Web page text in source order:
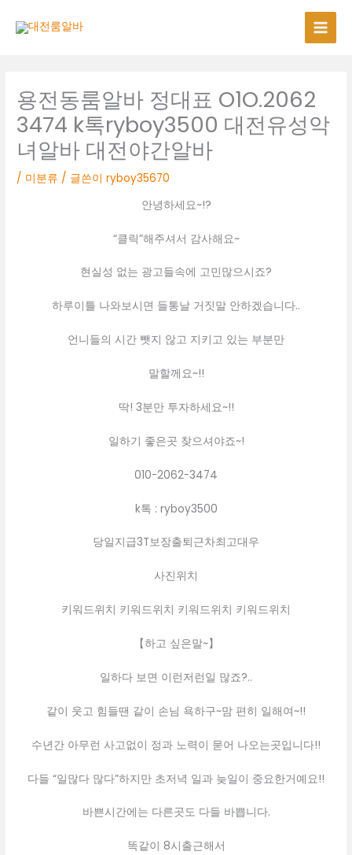
용전동룸알바 정대표 O1O.2062
3474 k톡ryboy3500 대전유성악
녀알바 대전야간알바
/ 미분류 / 글쓴이ryboy35670
안녕하세요~!?
“클릭”해주셔서 감사해요~
현실성 없는 광고들속에 고민많으시죠?
하루이틀 나와보시면 들통날 거짓말 안하겠습니다..
언니들의 시간 뺏지 않고 지키고 있는 부분만
말할께요~!!
딱! 3분만 투자하세요~!!
일하기 좋은곳 찾으셔야죠~!
010-2062-3474
k톡 : ryboy3500
당일지급3T보장출퇴근차최고대우
사진위치
키워드위치 키워드위치 키워드위치 키워드위치
【하고 싶은말~】
일하다 보면 이런저런일 많죠?..
같이 웃고 힘들땐 같이 손님 욕하구~맘 편히 일해여~!!
수년간 아무런 사고없이 정과 노력이 묻어 나오는곳입니다!!
다들 “일많다 많다”하지만 초저녁 일과 늦일이 중요한거예요!!
바쁜시간에는 다른곳도 다들 바쁩니다.
똑같이 8시출근해서